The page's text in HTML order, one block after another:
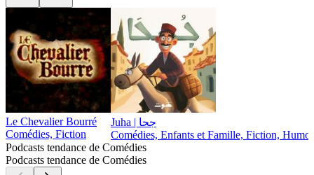
Le Chevalier Bourré
Comédies, Fiction
Juha | جحا
Comédies, Enfants et Famille, Fiction,
Podcasts tendance de Comédies
Podcasts tendance de Comédies